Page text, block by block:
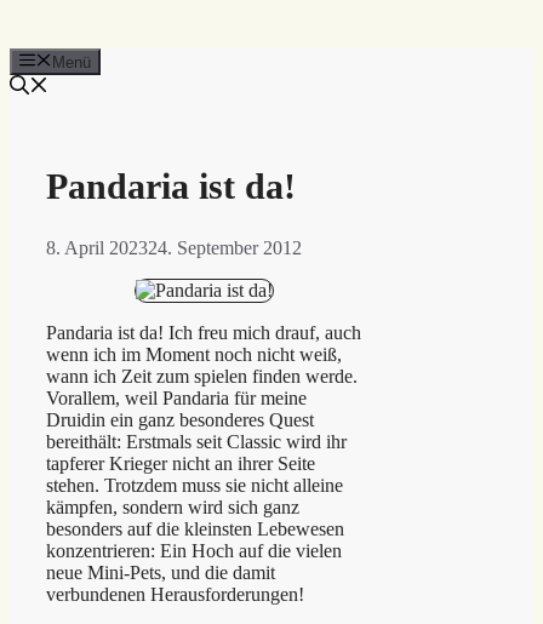
Menü
Pandaria ist da!
8. April 202324. September 2012
Pandaria ist da! Ich freu mich drauf, auch
wenn ich im Moment noch nicht weiß,
wann ich Zeit zum spielen finden werde.
Vorallem, weil Pandaria für meine
Druidin ein ganz besonderes Quest
bereithält: Erstmals seit Classic wird ihr
tapferer Krieger nicht an ihrer Seite
stehen. Trotzdem muss sie nicht alleine
kämpfen, sondern wird sich ganz
besonders auf die kleinsten Lebewesen
konzentrieren: Ein Hoch auf die vielen
neue Mini-Pets, und die damit
verbundenen Herausforderungen!